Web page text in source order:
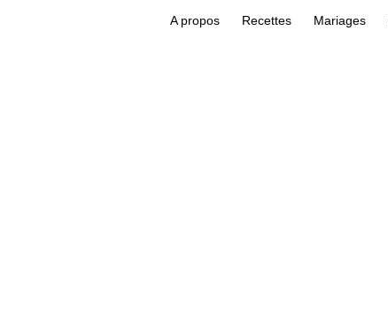
A propos Recettes Mariages